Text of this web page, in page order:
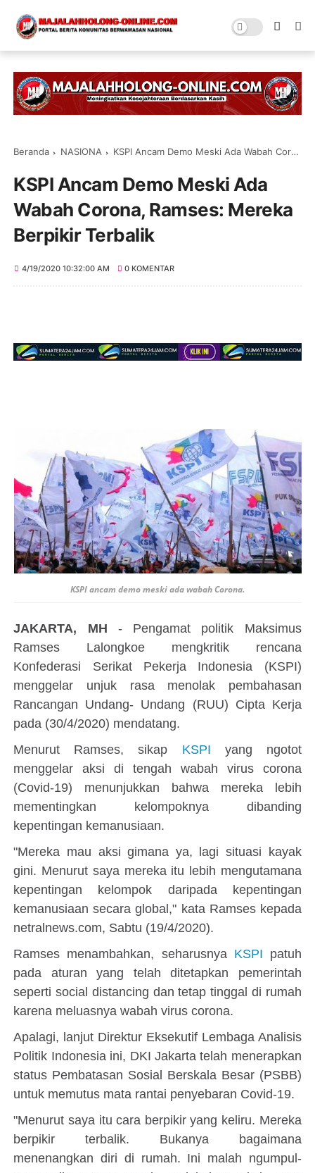
Beranda NASIONA KSPI Ancam Demo Meski Ada Wabah Corona, Ramses: Mereka Berpikir Terbalik
KSPI Ancam Demo Meski Ada
Wabah Corona, Ramses: Mereka
Berpikir Terbalik
4/19/2020 10:32:00 AM 0 KOMENTAR
KSPI ancam demo meski ada wabah Corona.
JAKARTA, MH - Pengamat politik Maksimus
Ramses Lalongkoe mengkritik rencana
Konfederasi Serikat Pekerja Indonesia (KSPI)
menggelar unjuk rasa menolak pembahasan
Rancangan Undang- Undang (RUU) Cipta Kerja
pada (30/4/2020) mendatang.
Menurut Ramses, sikap KSPI yang ngotot
menggelar aksi di tengah wabah virus corona
(Covid-19) menunjukkan bahwa mereka lebih
mementingkan kelompoknya dibanding
kepentingan kemanusiaan.
"Mereka mau aksi gimana ya, lagi situasi kayak
gini. Menurut saya mereka itu lebih mengutamana
kepentingan kelompok daripada kepentingan
kemanusiaan secara global," kata Ramses kepada
netralnews.com, Sabtu (19/4/2020).
Ramses menambahkan, seharusnya KSPI patuh
pada aturan yang telah ditetapkan pemerintah
seperti social distancing dan tetap tinggal di rumah
karena meluasnya wabah virus corona.
Apalagi, lanjut Direktur Eksekutif Lembaga Analisis
Politik Indonesia ini, DKI Jakarta telah menerapkan
status Pembatasan Sosial Berskala Besar (PSBB)
untuk memutus mata rantai penyebaran Covid-19.
"Menurut saya itu cara berpikir yang keliru. Mereka
berpikir terbalik. Bukanya bagaimana
menenangkan diri di rumah. Ini malah ngumpul-